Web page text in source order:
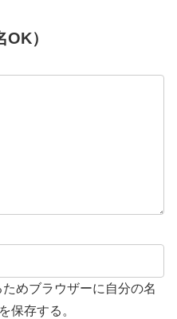
）
めブラウザーに自分の名
保存する。